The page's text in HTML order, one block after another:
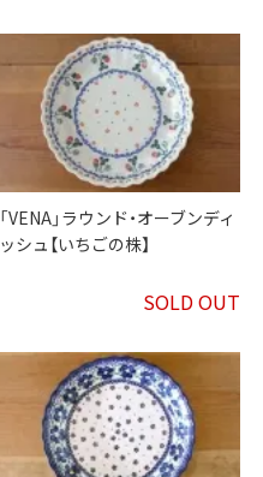
「VENA」ラウンド・オーブンディ
ッシュ【いちごの株】
SOLD OUT